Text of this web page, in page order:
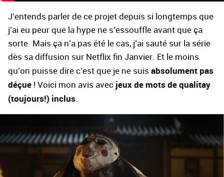
J’entends parler de ce projet depuis si longtemps que
j’ai eu peur que la hype ne s’essouffle avant que ça
sorte. Mais ça n’a pas été le cas, j’ai sauté sur la série
dès sa diffusion sur Netflix fin Janvier. Et le moins
qu’on puisse dire c’est que je ne suis absolument pas
déçue ! Voici mon avis avec jeux de mots de qualitay
(toujours!) inclus